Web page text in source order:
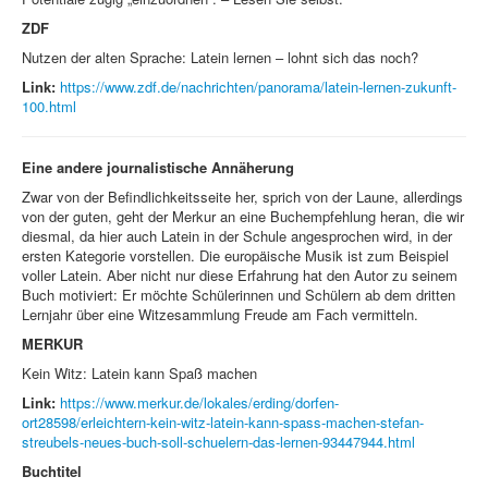
ZDF
Nutzen der alten Sprache: Latein lernen – lohnt sich das noch?
Link: https://www.zdf.de/nachrichten/panorama/latein-lernen-zukunft-
100.html
Eine andere journalistische Annäherung
Zwar von der Befindlichkeitsseite her, sprich von der Laune, allerdings
von der guten, geht der Merkur an eine Buchempfehlung heran, die wir
diesmal, da hier auch Latein in der Schule angesprochen wird, in der
ersten Kategorie vorstellen. Die europäische Musik ist zum Beispiel
voller Latein. Aber nicht nur diese Erfahrung hat den Autor zu seinem
Buch motiviert: Er möchte Schülerinnen und Schülern ab dem dritten
Lernjahr über eine Witzesammlung Freude am Fach vermitteln.
MERKUR
Kein Witz: Latein kann Spaß machen
Link: https://www.merkur.de/lokales/erding/dorfen-
ort28598/erleichtern-kein-witz-latein-kann-spass-machen-stefan-
streubels-neues-buch-soll-schuelern-das-lernen-93447944.html
Buchtitel